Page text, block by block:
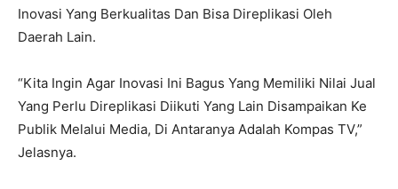
Inovasi Yang Berkualitas Dan Bisa Direplikasi Oleh
Daerah Lain.
“Kita Ingin Agar Inovasi Ini Bagus Yang Memiliki Nilai Jual
Yang Perlu Direplikasi Diikuti Yang Lain Disampaikan Ke
Publik Melalui Media, Di Antaranya Adalah Kompas TV,”
Jelasnya.